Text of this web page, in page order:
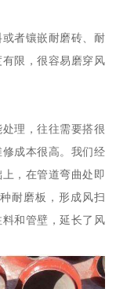
者镶嵌耐磨砖、耐
限，很容易磨穿风
理，往往需要搭很
成本很高。我们经
，在管道弯曲处即
耐磨板，形成风扫
和管壁，延长了风